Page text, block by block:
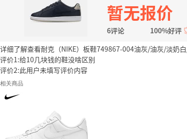
暂无报价
6评论
100%好评
详细了解查看耐克（NIKE）板鞋749867-004油灰/油灰/淡奶
评价1:给10几块钱的鞋没啥区别
评价2:此用户未填写评价内容
相关商品